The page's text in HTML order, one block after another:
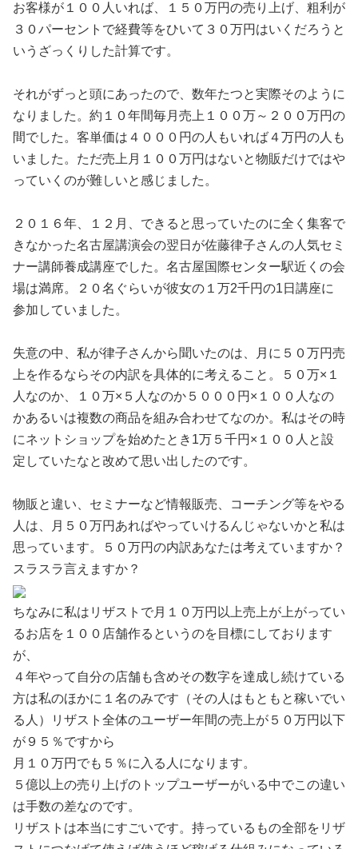
お客様が１００人いれば、１５０万円の売り上げ、粗利が
３０パーセントで経費等をひいて３０万円はいくだろうと
いうざっくりした計算です。
それがずっと頭にあったので、数年たつと実際そのように
なりました。約１０年間毎月売上１００万～２００万円の
間でした。客単価は４０００円の人もいれば４万円の人も
いました。ただ売上月１００万円はないと物販だけではや
っていくのが難しいと感じました。
２０１６年、１２月、できると思っていたのに全く集客で
きなかった名古屋講演会の翌日が佐藤律子さんの人気セミ
ナー講師養成講座でした。名古屋国際センター駅近くの会
場は満席。２０名ぐらいが彼女の１万2千円の1日講座に
参加していました。
失意の中、私が律子さんから聞いたのは、月に５０万円売
上を作るならその内訳を具体的に考えること。５０万×１
人なのか、１０万×５人なのか５０００円×１００人なの
かあるいは複数の商品を組み合わせてなのか。私はその時
にネットショップを始めたとき1万５千円×１００人と設
定していたなと改めて思い出したのです。
物販と違い、セミナーなど情報販売、コーチング等をやる
人は、月５０万円あればやっていけるんじゃないかと私は
思っています。５０万円の内訳あなたは考えていますか？
スラスラ言えますか？
ちなみに私はリザストで月１０万円以上売上が上がってい
るお店を１００店舗作るというのを目標にしております
が、
４年やって自分の店舗も含めその数字を達成し続けている
方は私のほかに１名のみです（その人はもともと稼いでい
る人）リザスト全体のユーザー年間の売上が５０万円以下
が９５％ですから
月１０万円でも５％に入る人になります。
５億以上の売り上げのトップユーザーがいる中でこの違い
は手数の差なのです。
リザストは本当にすごいです。持っているもの全部をリザ